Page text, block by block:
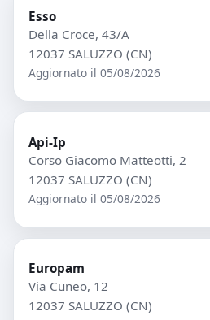
Esso
Della Croce, 43/A
12037 SALUZZO (CN)
Aggiornato il 05/08/2026
Api-Ip
Corso Giacomo Matteotti, 2
12037 SALUZZO (CN)
Aggiornato il 05/08/2026
Europam
Via Cuneo, 12
12037 SALUZZO (CN)